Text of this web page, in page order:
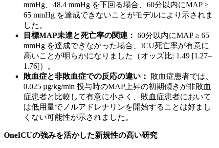
mmHg、48.4 mmHg を下回る場合、60分以内にMAP ≥
65 mmHg を達成できないことがモデルにより示されま
した。
目標MAP未達と死亡率の関連： 60分以内にMAP ≥ 65
mmHg を達成できなかった場合、ICU死亡率が有意に
高いことが明らかになりました（オッズ比: 1.49 [1.27–
1.76]）。
敗血症と非敗血症での反応の違い：
敗血症患者では、
0.025 µg/kg/min 投与時のMAP上昇の初期傾きが非敗血
症患者と比較して有意に小さく、敗血症患者において
は低用量でノルアドレナリンを開始することは好まし
くない可能性が示されました。
OneICUの強みを活かした新規性の高い研究